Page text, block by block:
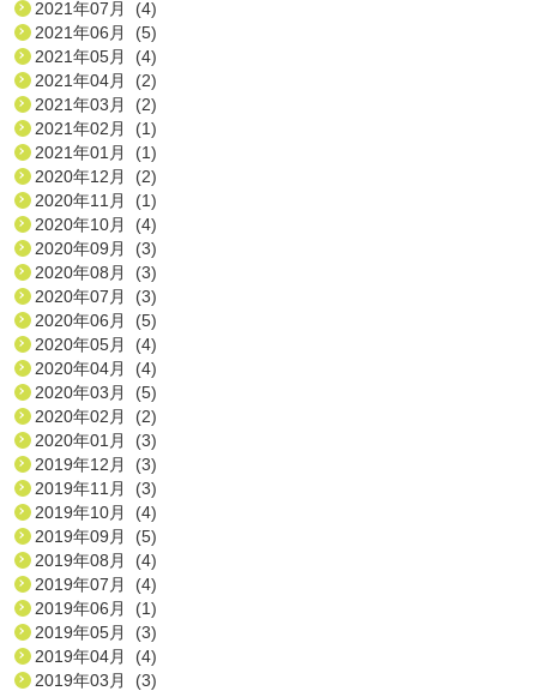
2021年07月 (4)
2021年06月 (5)
2021年05月 (4)
2021年04月 (2)
2021年03月 (2)
2021年02月 (1)
2021年01月 (1)
2020年12月 (2)
2020年11月 (1)
2020年10月 (4)
2020年09月 (3)
2020年08月 (3)
2020年07月 (3)
2020年06月 (5)
2020年05月 (4)
2020年04月 (4)
2020年03月 (5)
2020年02月 (2)
2020年01月 (3)
2019年12月 (3)
2019年11月 (3)
2019年10月 (4)
2019年09月 (5)
2019年08月 (4)
2019年07月 (4)
2019年06月 (1)
2019年05月 (3)
2019年04月 (4)
2019年03月 (3)